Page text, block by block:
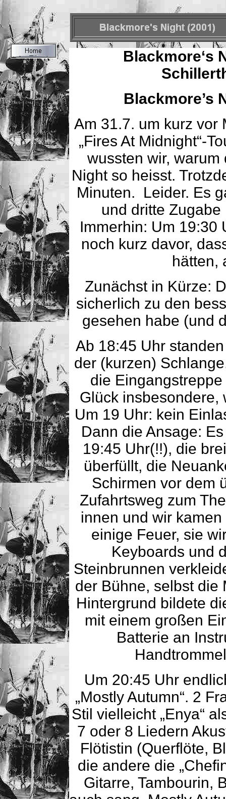
Blackmore‘s
Blackmore’s
Am 31.7. um kurz vor
„Fires At Midnight“-
wussten wir, warum
Night so heisst.
Minuten. Leider. Es
und dritte
Immerhin: Um 19:30
noch kurz davor,
hätten,
Zunächst in Kürze:
sicherlich zu den
gesehen habe (und
Ab 18:45 Uhr
der (kurzen)
die
Glück insbesondere,
Um 19 Uhr: kein
Dann die Ansage:
19:45 Uhr(!!), die
überfüllt, die
Schirmen vor dem
Zufahrtsweg zum
innen und wir
einige Feuer, sie
Keyboards und
Steinbrunnen
der Bühne, selbst die
Hintergrund bildete
mit einem großen
Batterie an
Um 20:45 Uhr
„Mostly Autumn“. 2
Stil vielleicht „Enya“
7 oder 8 Liedern
Flötistin (Querflöte,
die andere die
Gitarre, Tambourin,